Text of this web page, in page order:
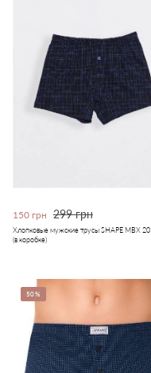
150 грн 299 грн
Хлопковые мужские трусы SHAPE MBX
(в коробке)
50%